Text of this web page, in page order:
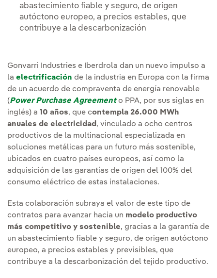
abastecimiento fiable y seguro, de origen
autóctono europeo, a precios estables, que
contribuye a la descarbonización
Gonvarri Industries e Iberdrola dan un nuevo impulso a
la electrificación de la industria en Europa con la firma
de un acuerdo de compraventa de energía renovable
(Power Purchase Agreemento PPA, por sus siglas en
inglés) a 10 años, que contempla 26.000 MWh
anuales de electricidad , vinculado a ocho centros
productivos de la multinacional especializada en
soluciones metálicas para un futuro más sostenible,
ubicados en cuatro países europeos, así como la
adquisición de las garantías de origen del 100% del
consumo eléctrico de estas instalaciones.
Esta colaboración subraya el valor de este tipo de
contratos para avanzar hacia un modelo productivo
más competitivo y sostenible, gracias a la garantía de
un abastecimiento fiable y seguro, de origen autóctono
europeo, a precios estables y previsibles, que
contribuye a la descarbonización del tejido productivo.